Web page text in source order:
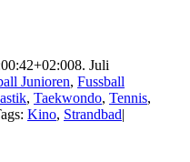
8. Juli
Junioren, Fussball
, Taekwondo, Tennis,
Kino, Strandbad|